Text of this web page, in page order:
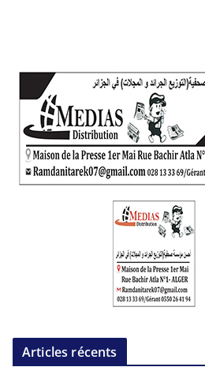
Articles récents